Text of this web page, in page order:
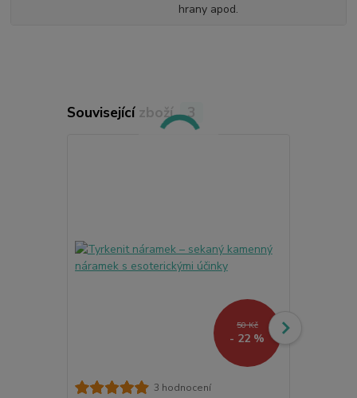
hrany apod.
Související zboží 3
50 Kč
- 22 %
3 hodnocení